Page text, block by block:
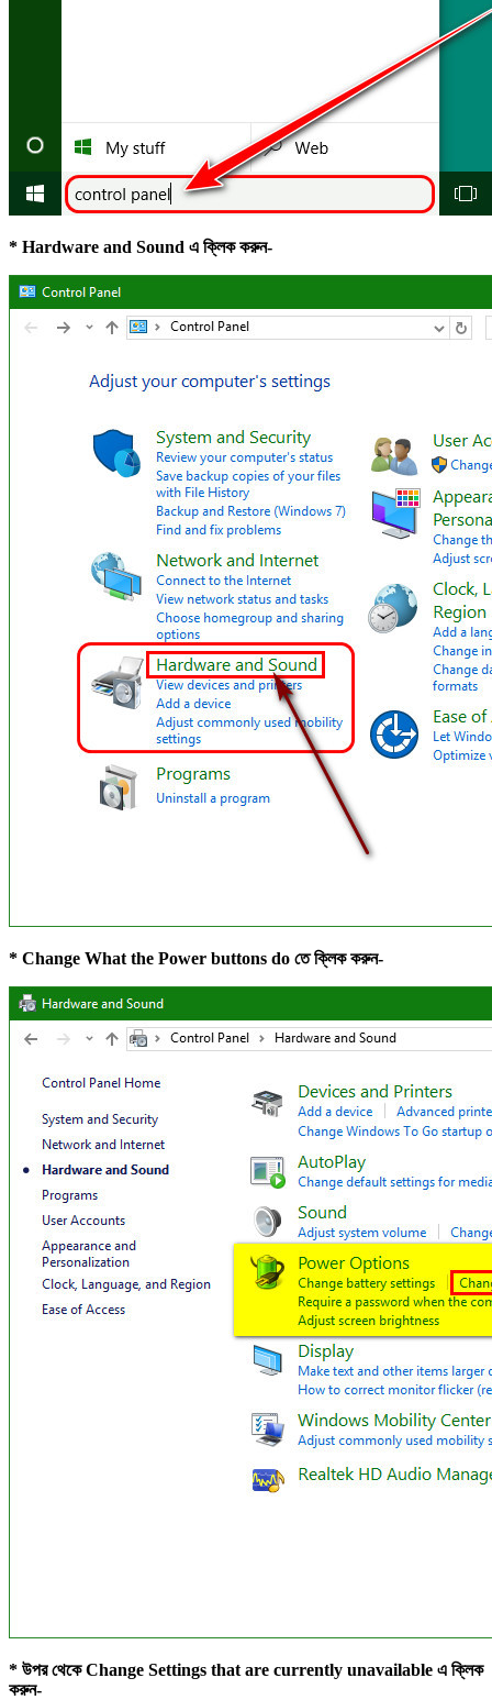
* Hardware and Sound এ ক্লিক করুন-
* Change What the Power buttons do তে ক্লিক করুন-
* উপর থেকে Change Settings that are currently unavailable এ ক্লিক
করুন-